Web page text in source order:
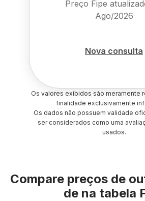
Preço Fipe
Ago/2026
Nova consulta
Os valores exibidos são meramente
finalidade exclusivamente
Os dados não possuem validade
ser considerados como uma
usados.
Compare preços de
de na tabela